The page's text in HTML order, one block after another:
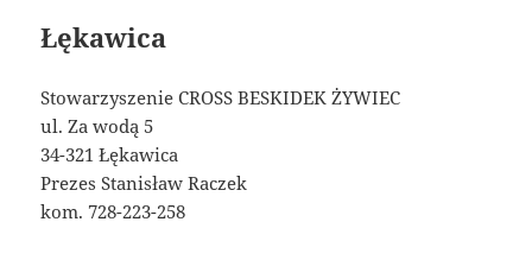
Łękawica
Stowarzyszenie CROSS BESKIDEK ŻYWIEC
ul. Za wodą 5
34-321 Łękawica
Prezes Stanisław Raczek
kom. 728-223-258